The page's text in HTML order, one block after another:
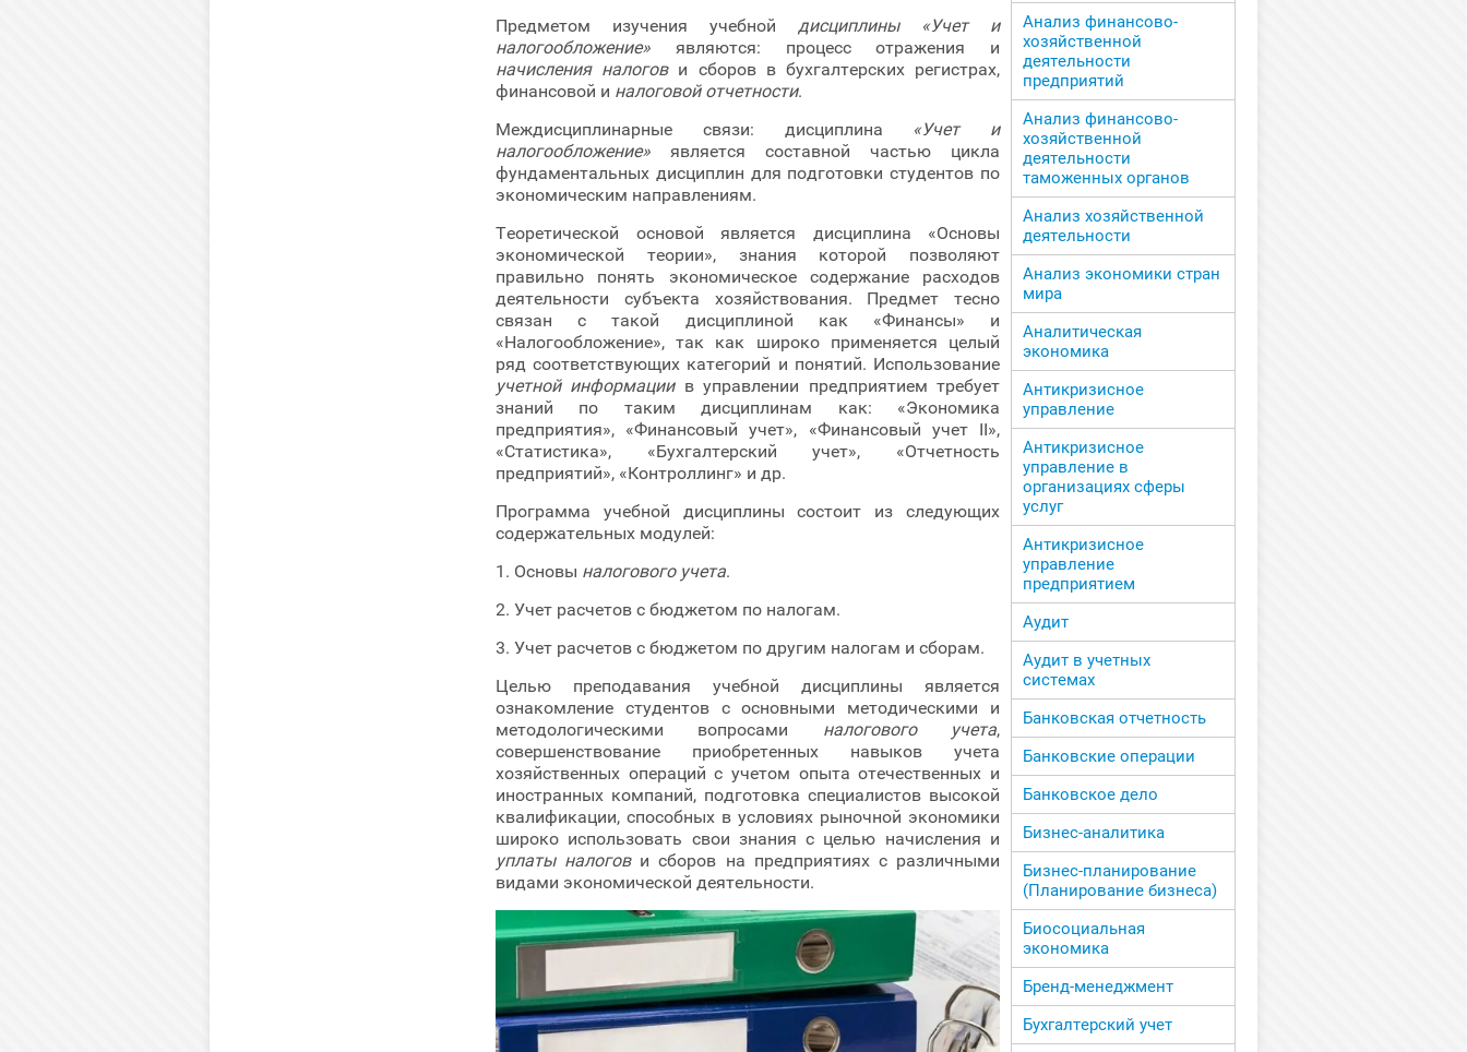
Предметом изучения учебной дисциплины «Учет и
налогообложение» являются: процесс отражения и
начисления налогови сборов в бухгалтерских регистрах,
финансовой и налоговой отчетности.
Междисциплинарные связи: дисциплина «Учет и
налогообложение» является составной частью цикла
фундаментальных дисциплин для подготовки студентов по
экономическим направлениям.
Теоретической основой является дисциплина «Основы
экономической теории», знания которой позволяют
правильно понять экономическое содержание расходов
деятельности субъекта хозяйствования. Предмет тесно
связан с такой дисциплиной как «Финансы» и
«Налогообложение», так как широко применяется целый
ряд соответствующих категорий и понятий. Использование
учетной информациив управлении предприятием требует
знаний по таким дисциплинам как: «Экономика
предприятия», «Финансовый учет», «Финансовый учет II»,
«Статистика», «Бухгалтерский учет», «Отчетность
предприятий», «Контроллинг» и др.
Программа учебной дисциплины состоит из следующих
содержательных модулей:
1. Основы налогового учета.
2. Учет расчетов с бюджетом по налогам.
3. Учет расчетов с бюджетом по другим налогам и сборам.
Целью преподавания учебной дисциплины является
ознакомление студентов с основными методическими и
методологическими вопросами налогового учета,
совершенствование приобретенных навыков учета
хозяйственных операций с учетом опыта отечественных и
иностранных компаний, подготовка специалистов высокой
квалификации, способных в условиях рыночной экономики
широко использовать свои знания с целью начисления и
уплаты налогови сборов на предприятиях с различными
видами экономической деятельности.
Анализ финансово-
хозяйственной
деятельности
предприятий
Анализ финансово-
хозяйственной
деятельности
таможенных органов
Анализ хозяйственной
деятельности
Анализ экономики стран
мира
Аналитическая
экономика
Антикризисное
управление
Антикризисное
управление в
организациях сферы
услуг
Антикризисное
управление
предприятием
Аудит
Аудит в учетных
системах
Банковская отчетность
Банковские операции
Банковское дело
Бизнес-аналитика
Бизнес-планирование
(Планирование бизнеса)
Биосоциальная
экономика
Бренд-менеджмент
Бухгалтерский учет